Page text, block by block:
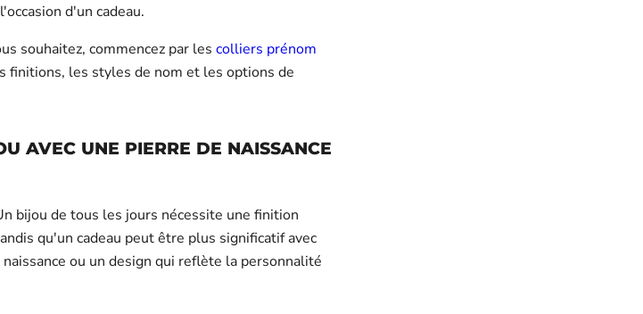
d'un cadeau.
souhaitez, commencez par les colliers prénom
finitions, les styles de nom et les options de
AVEC UNE PIERRE DE NAISSANCE
bijou de tous les jours nécessite une finition
qu'un cadeau peut être plus significatif avec
ou un design qui reflète la personnalité